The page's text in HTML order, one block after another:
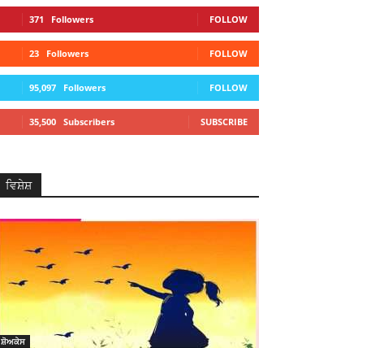
371 Followers FOLLOW
23 Followers FOLLOW
95,097 Followers FOLLOW
35,500 Subscribers SUBSCRIBE
ਵਿਸ਼ੇਸ਼
ਸ਼ੋਅਕੇਸ